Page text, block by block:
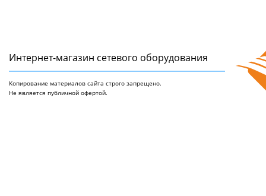
Интернет-магазин сетeвого оборудования
Копирование материалов сайта строго запрещено.
Не является публичной офертой.